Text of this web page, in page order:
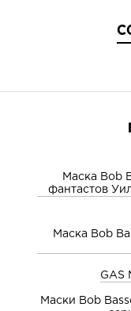
Маска Bob
фантастов
Маска Bob
GAS
Маски Bob